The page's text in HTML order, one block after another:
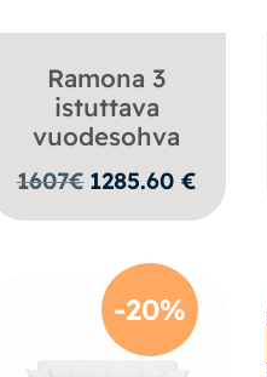
Ramona 3
istuttava
vuodesohva
1607€ 1285.60 €
-20%